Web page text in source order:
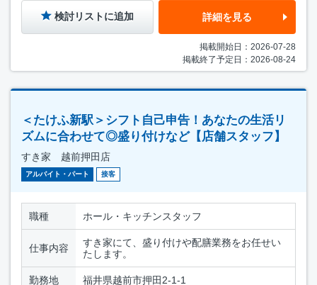
検討リストに追加 詳細を見る
掲載開始日：2026-07-28
掲載終了予定日：2026-08-24
＜たけふ新駅＞シフト自己申告！あなたの生活リ
ズムに合わせて◎盛り付けなど【店舗スタッフ】
すき家 越前押田店
アルバイト・パート 接客
職種 ホール・キッチンスタッフ
仕事内容
すき家にて、盛り付けや配膳業務をお任せい
たします。
勤務地 福井県越前市押田2-1-1